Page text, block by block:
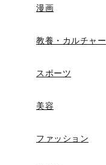
漫画
教養・カルチャー
スポーツ
美容
ファッション